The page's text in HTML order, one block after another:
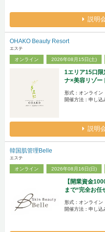
説明
OHAKO Beauty Resort
エステ
オンライン 2026年08月15日(土)
1エリア15口限
ナ×美容リゾー
形式：オンライン
開催方法：申し込
説明
韓国肌管理Belle
エステ
オンライン 2026年08月16日(日)
【開業資金
まで“完全お任
形式：オンライン
開催方法：申し込